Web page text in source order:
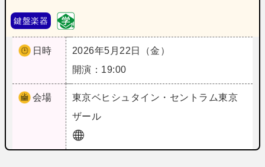
鍵盤楽器
日時
2026年5月22日（金）
開演：19:00
会場 東京ベヒシュタイン・セントラム東京
ザール